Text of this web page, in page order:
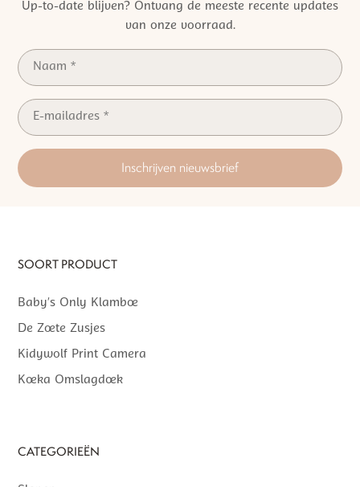
Up-to-date blijven? Ontvang de meeste recente updates
van onze voorraad.
Inschrijven nieuwsbrief
SOORT PRODUCT
Baby’s Only Klamboe
De Zoete Zusjes
Kidywolf Print Camera
Koeka Omslagdoek
CATEGORIEËN